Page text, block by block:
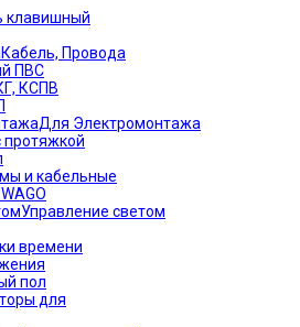
клавишный
Кабель, Провода
ПВС
КСПВ
Для Электромонтажа
протяжкой
и кабельные
Управление светом
времени
пол
для